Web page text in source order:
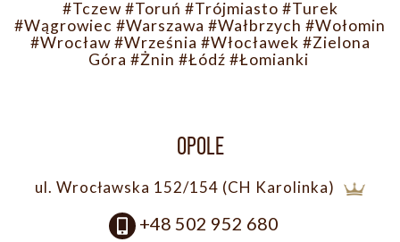
#Tczew #Toruń #Trójmiasto #Turek
#Wągrowiec #Warszawa #Wałbrzych #Wołomin
#Wrocław #Września #Włocławek #Zielona
Góra #Żnin #Łódź #Łomianki
OPOLE
ul. Wrocławska 152/154 (CH Karolinka)
+48 502 952 680